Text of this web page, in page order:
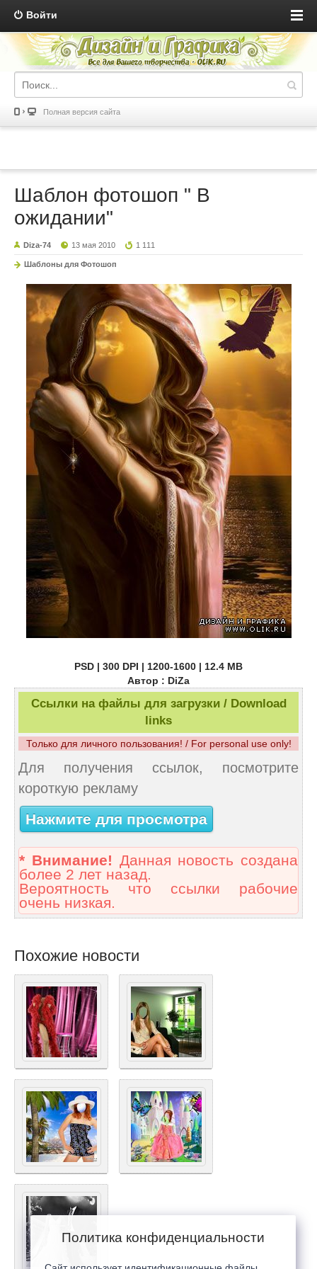
Войти
Полная версия сайта
Шаблон фотошоп " В
ожидании"
Diza-74 13 мая 2010 1 111
Шаблоны для Фотошоп
PSD | 300 DPI | 1200-1600 | 12.4 MB
Автор : DiZa
Ссылки на файлы для загрузки / Download
links
Только для личного пользования! / For personal use only!
Для получения ссылок, посмотрите
короткую рекламу
Нажмите для просмотра
* Внимание! Данная новость создана
более 2 лет назад.
Вероятность что ссылки рабочие
очень низкая.
Похожие новости
Политика конфиденциальности